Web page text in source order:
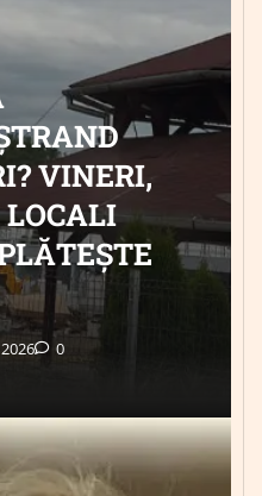
VINERI,
0